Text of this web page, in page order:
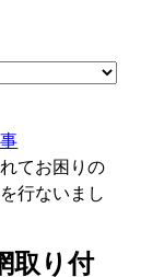
てお困りの
行ないまし
取り付